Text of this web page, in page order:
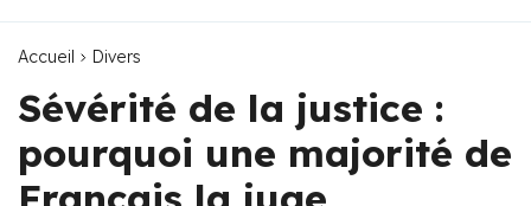
Accueil Divers
Sévérité de la justice :
pourquoi une majorité de